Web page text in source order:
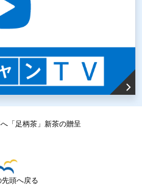
「足柄茶」新茶の贈呈
頭へ戻る